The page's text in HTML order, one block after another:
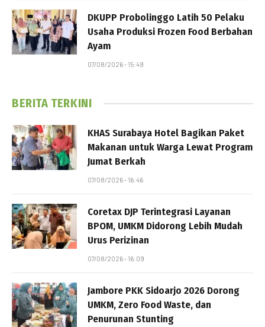
DKUPP Probolinggo Latih 50 Pelaku
Usaha Produksi Frozen Food Berbahan
Ayam
07/08/2026 - 15:49
BERITA TERKINI
KHAS Surabaya Hotel Bagikan Paket
Makanan untuk Warga Lewat Program
Jumat Berkah
07/08/2026 - 16:46
Coretax DJP Terintegrasi Layanan
BPOM, UMKM Didorong Lebih Mudah
Urus Perizinan
07/08/2026 - 16:09
Jambore PKK Sidoarjo 2026 Dorong
UMKM, Zero Food Waste, dan
Penurunan Stunting